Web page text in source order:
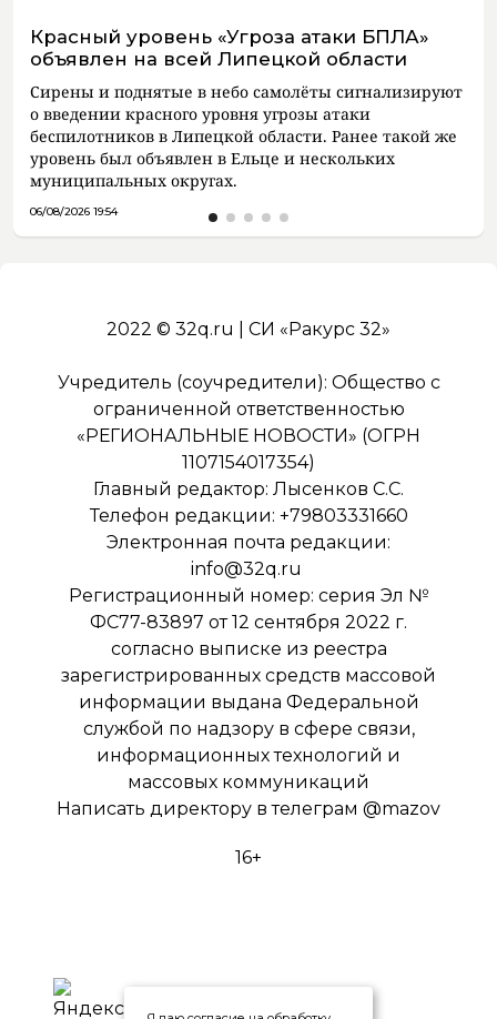
Красный уровень «Угроза атаки БПЛА»
объявлен на всей Липецкой области
Сирены и поднятые в небо самолёты сигнализируют
о введении красного уровня угрозы атаки
беспилотников в Липецкой области. Ранее такой же
уровень был объявлен в Ельце и нескольких
муниципальных округах.
06/08/2026 19:54
2022 © 32q.ru | СИ «Ракурс 32»
Учредитель (соучредители): Общество с
ограниченной ответственностью
«РЕГИОНАЛЬНЫЕ НОВОСТИ» (ОГРН
1107154017354)
Главный редактор: Лысенков С.С.
Телефон редакции: +79803331660
Электронная почта редакции:
info@32q.ru
Регистрационный номер: серия Эл №
ФС77-83897 от 12 сентября 2022 г.
согласно выписке из реестра
зарегистрированных средств массовой
информации выдана Федеральной
службой по надзору в сфере связи,
информационных технологий и
массовых коммуникаций
Написать директору в телеграм @mazov
16+